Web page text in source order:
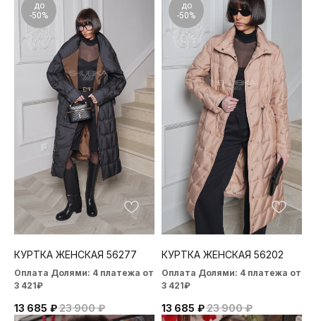
до
-50%
КУРТКА ЖЕНСКАЯ 56277
Оплата Долями: 4 платежа от
3 421₽
13 685 ₽23 900 ₽
до
-50%
КУРТКА ЖЕНСКАЯ 56202
Оплата Долями: 4 платежа от
3 421₽
13 685 ₽23 900 ₽